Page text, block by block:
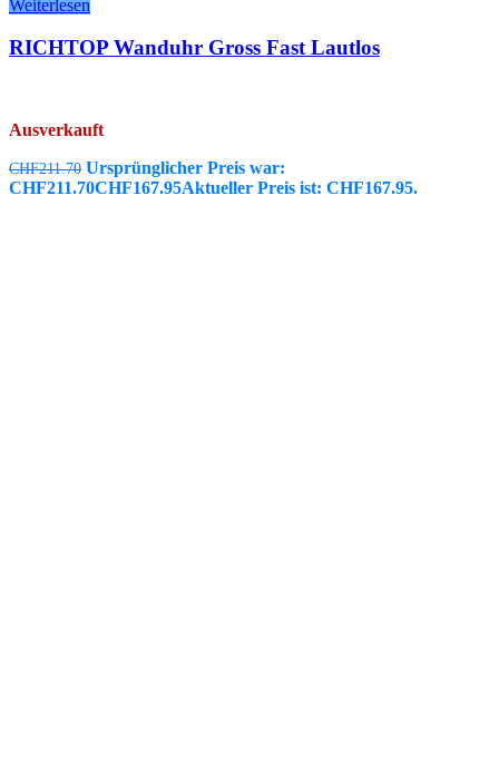
Weiterlesen
RICHTOP Wanduhr Gross Fast Lautlos
Ausverkauft
CHF211.70 Ursprünglicher Preis war:
CHF211.70CHF167.95Aktueller Preis ist: CHF167.95.